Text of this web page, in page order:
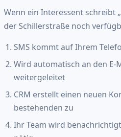
Wenn ein Interessent schreibt
der Schillerstraße noch
SMS kommt auf Ihrem
Wird automatisch an den E-
weitergeleitet
CRM erstellt einen neuen
bestehenden zu
Ihr Team wird